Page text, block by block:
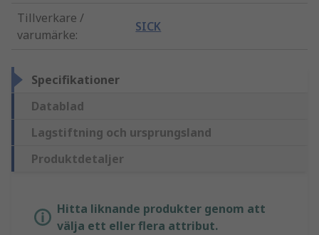
Tillverkare /
varumärke:
SICK
Specifikationer
Datablad
Lagstiftning och ursprungsland
Produktdetaljer
Hitta liknande produkter genom att
välja ett eller flera attribut.